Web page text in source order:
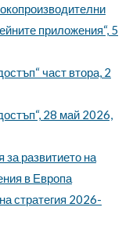
приложения“, 5
част втора, 2
28 май 2026,
за развитието на
в Европа
стратегия 2026-